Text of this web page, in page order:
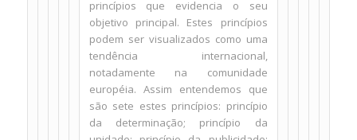
princípios que evidencia o seu
objetivo principal. Estes princípios
podem ser visualizados como uma
tendência internacional,
notadamente na comunidade
européia. Assim entendemos que
são sete estes princípios: princípio
da determinação; princípio da